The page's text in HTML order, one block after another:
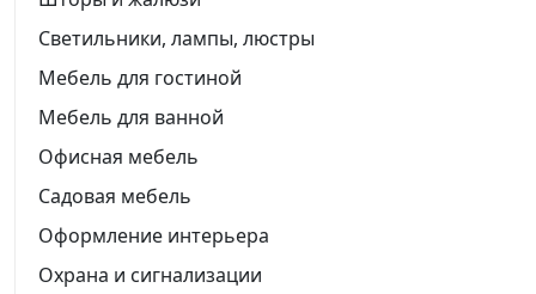
Светильники, лампы, люстры
Мебель для гостиной
Мебель для ванной
Офисная мебель
Садовая мебель
Оформление интерьера
Охрана и сигнализации